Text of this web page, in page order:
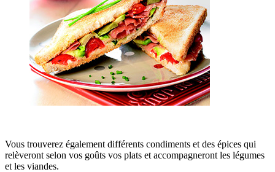
Vous trouverez également différents condiments et des épices qui
relèveront selon vos goûts vos plats et accompagneront les légumes
et les viandes.